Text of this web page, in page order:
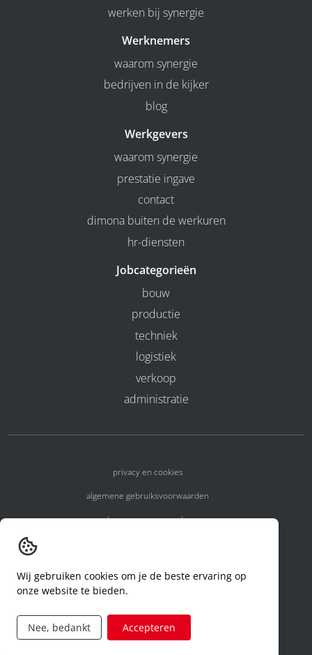
werken bij synergie
Werknemers
waarom synergie
bedrijven in de kijker
blog
Werkgevers
waarom synergie
prestatie ingave
contact
dimona buiten de werkuren
hr-diensten
Jobcategorieën
bouw
productie
techniek
logistiek
verkoop
administratie
privacy en cookies
algemene gebruiksvoorwaarden
algemene voorwaarden
code of conduct
aanvraag rechten ivm privacy
Wij gebruiken cookies om je de beste ervaring op
onze website te bieden.
Nee, bedankt Accepteren